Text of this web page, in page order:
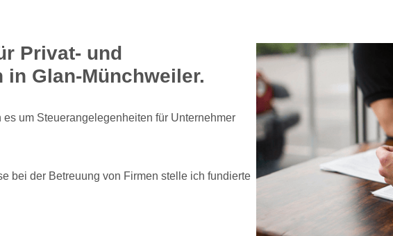
Privat- und
Glan-Münchweiler.
um Steuerangelegenheiten für Unternehmer
bei der Betreuung von Firmen stelle ich fundierte